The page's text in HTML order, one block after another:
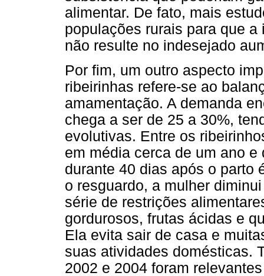
alimentar. De fato, mais
populações rurais para que
não resulte no indesejado
Por fim, um outro aspecto
ribeirinhas refere-se ao
amamentação. A demanda
chega a ser de 25 a 30%,
evolutivas. Entre os
em média cerca de um ano
durante 40 dias após o parto
o resguardo, a mulher
série de restrições
gordurosos, frutas ácidas e
Ela evita sair de casa e
suas atividades domésticas.
2002 e 2004 foram